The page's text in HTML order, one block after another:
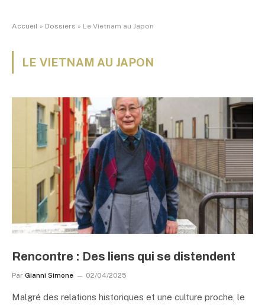
Accueil » Dossiers » Le Vietnam au Japon
LE VIETNAM AU JAPON
Rencontre : Des liens qui se distendent
Par Gianni Simone 02/04/2025
Malgré des relations historiques et une culture proche, le